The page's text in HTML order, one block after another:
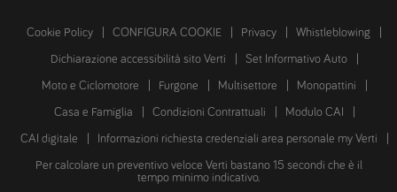
Cookie Policy CONFIGURA COOKIE Privacy Whistleblowing
Dichiarazione accessibilità sito Verti Set Informativo Auto
Moto e Ciclomotore Furgone Multisettore Monopattini
Casa e Famiglia Condizioni Contrattuali Modulo CAI
CAI digitale Informazioni richiesta credenziali area personale my Verti
Per calcolare un preventivo veloce Verti bastano 15 secondi che è il
tempo minimo indicativo.